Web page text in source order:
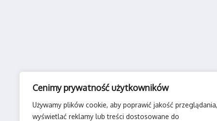
Cenimy prywatność użytkowników
Używamy plików cookie, aby poprawić jakość przeglądania,
wyświetlać reklamy lub treści dostosowane do